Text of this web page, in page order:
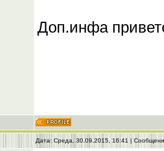
Доп.инфа
Дата: Среда, 30.09.2015, 16:41 |